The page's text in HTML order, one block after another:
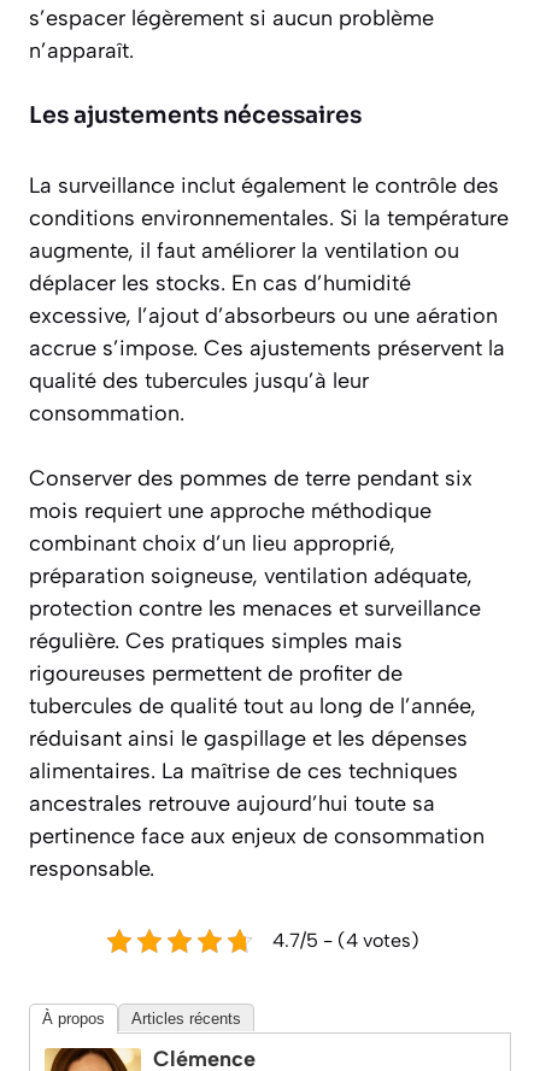
s’espacer légèrement si aucun problème
n’apparaît.
Les ajustements nécessaires
La surveillance inclut également le contrôle des
conditions environnementales. Si la température
augmente, il faut améliorer la ventilation ou
déplacer les stocks. En cas d’humidité
excessive, l’ajout d’absorbeurs ou une aération
accrue s’impose. Ces ajustements préservent la
qualité des tubercules jusqu’à leur
consommation.
Conserver des pommes de terre pendant six
mois requiert une approche méthodique
combinant choix d’un lieu approprié,
préparation soigneuse, ventilation adéquate,
protection contre les menaces et surveillance
régulière. Ces pratiques simples mais
rigoureuses permettent de profiter de
tubercules de qualité tout au long de l’année,
réduisant ainsi le gaspillage et les dépenses
alimentaires. La maîtrise de ces techniques
ancestrales retrouve aujourd’hui toute sa
pertinence face aux enjeux de consommation
responsable.
4.7/5 - (4 votes)
À propos Articles récents
Clémence